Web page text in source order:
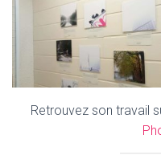
Retrouvez son travail